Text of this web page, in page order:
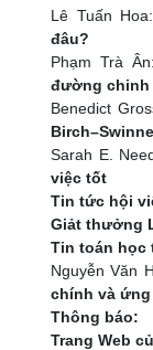
Lê Tuấn Hoa:
đâu?
Phạm Trà
đường chinh
Benedict
Sarah E.
việc tốt
Tin tức hội
Giảt thưởng
Tin toán học
Nguyễn Văn
chính và
Thông báo:
Trang Web